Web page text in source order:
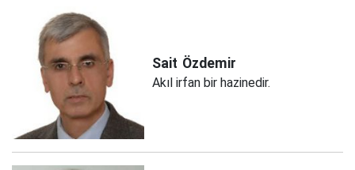
Sait Özdemir
Akıl irfan bir hazinedir.